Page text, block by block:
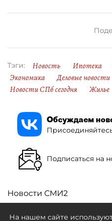
Тэги: Новость Ипотека
Экономика
Деловые новости
Новости СПб сегодня
Жилье
Обсуждаем
Подписаться на
Новости СМИ2
На нашем сайте